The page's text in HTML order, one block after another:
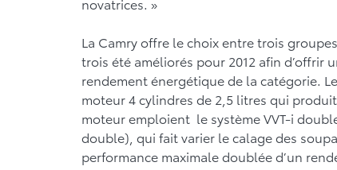
La Camry offre le choix entre trois
trois été améliorés pour 2012 afin d’offrir
rendement énergétique de la catégorie.
moteur 4 cylindres de 2,5 litres qui
moteur emploient le système VVT-i
double), qui fait varier le calage des
performance maximale doublée d’un